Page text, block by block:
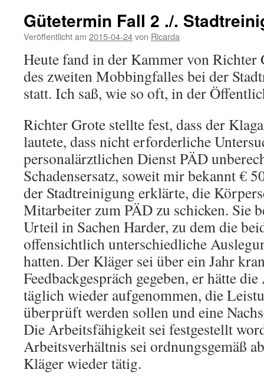
Gütetermin Fall 2 ./.
Veröffentlicht am 2015-04-24von Ricarda
Heute fand in der Kammer von Richter
des zweiten Mobbingfalles bei der
statt. Ich saß, wie so oft, in der
Richter Grote stellte fest, dass der
lautete, dass nicht erforderliche
personalärztlichen Dienst PÄD
Schadensersatz, soweit mir bekannt €
der Stadtreinigung erklärte, die
Mitarbeiter zum PÄD zu schicken. Sie
Urteil in Sachen Harder, zu dem die
offensichtlich unterschiedliche
hatten. Der Kläger sei über ein Jahr
Feedbackgespräch gegeben, er hätte
täglich wieder aufgenommen, die
überprüft werden sollen und eine
Die Arbeitsfähigkeit sei festgestellt
Arbeitsverhältnis sei ordnungsgemäß
Kläger wieder tätig.